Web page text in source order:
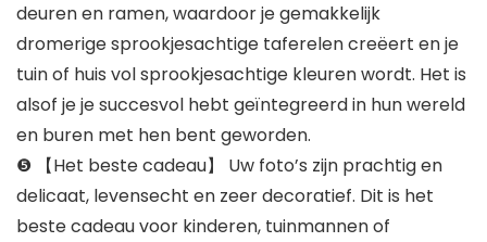
deuren en ramen, waardoor je gemakkelijk
dromerige sprookjesachtige taferelen creëert en je
tuin of huis vol sprookjesachtige kleuren wordt. Het is
alsof je je succesvol hebt geïntegreerd in hun wereld
en buren met hen bent geworden.
❺ 【Het beste cadeau】 Uw foto’s zijn prachtig en
delicaat, levensecht en zeer decoratief. Dit is het
beste cadeau voor kinderen, tuinmannen of